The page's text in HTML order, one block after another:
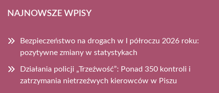
NAJNOWSZE WPISY
Bezpieczeństwo na drogach w I półroczu 2026 roku:
pozytywne zmiany w statystykach
Działania policji „Trzeźwość”: Ponad 350 kontroli i
zatrzymania nietrzeźwych kierowców w Piszu